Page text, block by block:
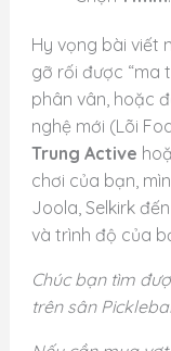
Hy vọng bài viết
gỡ rối được “ma
phân vân, hoặc
nghệ mới (Lõi
Trung Active
chơi của bạn,
Joola, Selkirk
và trình độ của
Chúc bạn tìm
trên sân